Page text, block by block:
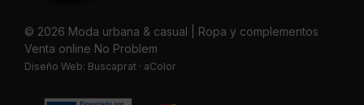
© 2026 Moda urbana & casual | Ropa y complementos
Venta online No Problem
Diseño Web: Buscaprat · aColor